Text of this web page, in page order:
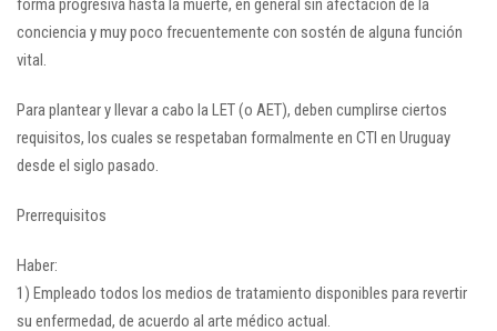
forma progresiva hasta la muerte, en general sin afectación de la
conciencia y muy poco frecuentemente con sostén de alguna función
vital.
Para plantear y llevar a cabo la LET (o AET), deben cumplirse ciertos
requisitos, los cuales se respetaban formalmente en CTI en Uruguay
desde el siglo pasado.
Prerrequisitos
Haber:
1) Empleado todos los medios de tratamiento disponibles para revertir
su enfermedad, de acuerdo al arte médico actual.